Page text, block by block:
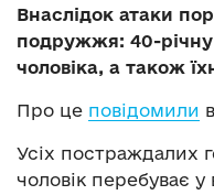
Внаслідок атаки
подружжя: 40-річну
чоловіка, а також
Про це повідомили
Усіх постраждалих
чоловік перебуває